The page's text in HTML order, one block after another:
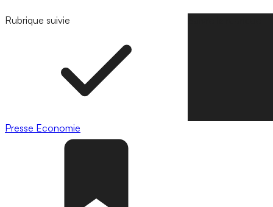
Rubrique suivie
Presse Economie